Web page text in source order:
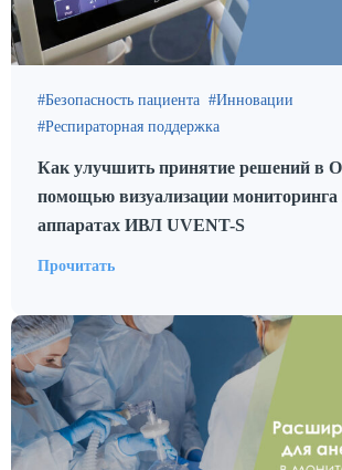
Безопасность пациента
Инновации
Респираторная поддержка
Как улучшить принятие решений в
помощью визуализации мониторинга
аппаратах ИВЛ UVENT-S
Прочитать